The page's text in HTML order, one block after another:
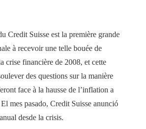
Credit Suisse est la première grande
à recevoir une telle bouée de
crise financière de 2008, et cette
des questions sur la manière
face à la hausse de l’inflation a
mes pasado, Credit Suisse anunció
desde la crisis.